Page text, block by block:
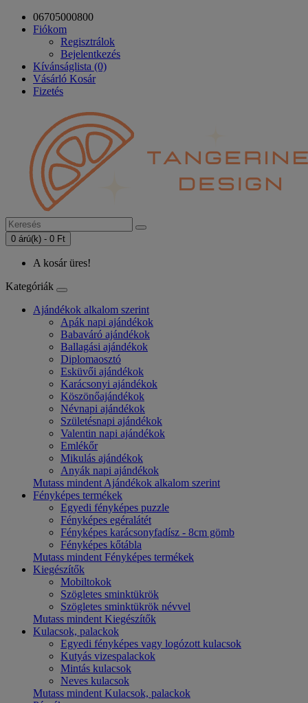
06705000800
Fiókom
Regisztrálok
Bejelentkezés
Kívánságlista (0)
Vásárló Kosár
Fizetés
0 árú(k) - 0 Ft
A kosár üres!
Kategóriák
Ajándékok alkalom szerint
Apák napi ajándékok
Babaváró ajándékok
Ballagási ajándékok
Diplomaosztó
Esküvői ajándékok
Karácsonyi ajándékok
Köszönőajándékok
Névnapi ajándékok
Születésnapi ajándékok
Valentin napi ajándékok
Emlékőr
Mikulás ajándékok
Anyák napi ajándékok
Mutass mindent Ajándékok alkalom szerint
Fényképes termékek
Egyedi fényképes puzzle
Fényképes egéralátét
Fényképes karácsonyfadísz - 8cm gömb
Fényképes kőtábla
Mutass mindent Fényképes termékek
Kiegészítők
Mobiltokok
Szögletes sminktükrök
Szögletes sminktükrök névvel
Mutass mindent Kiegészítők
Kulacsok, palackok
Egyedi fényképes vagy logózott kulacsok
Kutyás vizespalackok
Mintás kulacsok
Neves kulacsok
Mutass mindent Kulacsok, palackok